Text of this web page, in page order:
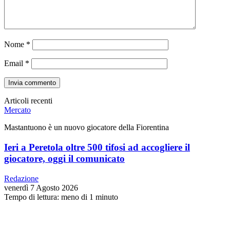
Nome *
Email *
Articoli recenti
Mercato
Mastantuono è un nuovo giocatore della Fiorentina
Ieri a Peretola oltre 500 tifosi ad accogliere il
giocatore, oggi il comunicato
Redazione
venerdì 7 Agosto 2026
Tempo di lettura: meno di 1 minuto